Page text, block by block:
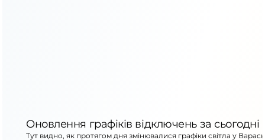
Оновлення графіків відключень за сьогодні
Тут видно, як протягом дня змінювалися графіки світла у